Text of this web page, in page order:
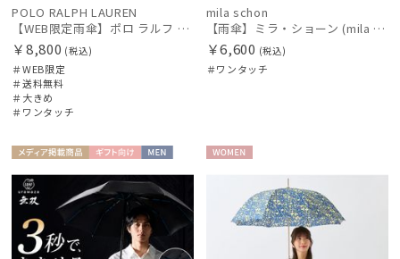
その他
カラー
価格・割引率
在庫表示
販売状況
POLO RALPH LAUREN
【WEB限定雨傘】ポロ ラルフ ローレン（POLO RALPH LAUREN）FLAG ベア
￥8,800 (税込)
＃WEB限定
＃送料無料
＃大きめ
＃ワンタッチ
mila schon
【雨傘】ミラ・ショーン (mila schon) ロゴジャガード ジャンプ式 耐風傘 親骨：65cm
￥6,600 (税込)
＃ワンタッチ
載商品
向け